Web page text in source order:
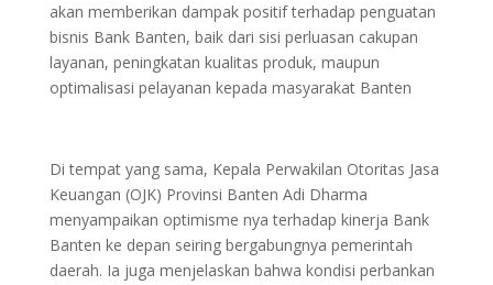
akan memberikan dampak positif terhadap penguatan
bisnis Bank Banten, baik dari sisi perluasan cakupan
layanan, peningkatan kualitas produk, maupun
optimalisasi pelayanan kepada masyarakat Banten
Di tempat yang sama, Kepala Perwakilan Otoritas Jasa
Keuangan (OJK) Provinsi Banten Adi Dharma
menyampaikan optimisme nya terhadap kinerja Bank
Banten ke depan seiring bergabungnya pemerintah
daerah. Ia juga menjelaskan bahwa kondisi perbankan